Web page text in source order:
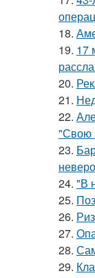
18.
19. 17
20.
21.
22.
"Свою
23.
24. "В
25.
26.
27.
28.
29.